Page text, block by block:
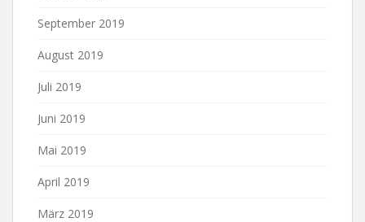
September 2019
August 2019
Juli 2019
Juni 2019
Mai 2019
April 2019
März 2019